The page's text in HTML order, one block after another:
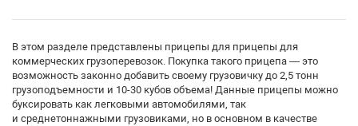
В этом разделе представлены прицепы для прицепы для
коммерческих грузоперевозок. Покупка такого прицепа — это
возможность законно добавить своему грузовичку до 2,5 тонн
грузоподъемности и 10-30 кубов объема! Данные прицепы можно
буксировать как легковыми автомобилями, так
и среднетоннажными грузовиками, но в основном в качестве